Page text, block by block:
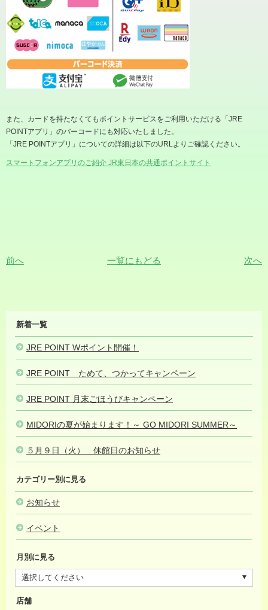
また、カードを持たなくてもポイントサービスをご利用いただける「JRE
POINTアプリ」のバーコードにも対応いたしました。
「JRE POINTアプリ」についての詳細は以下のURLよりご確認ください。
スマートフォンアプリのご紹介 JR東日本の共通ポイントサイト
前へ 一覧にもどる 次へ
MIDORI
NEWS
新着一覧
JRE POINT Wポイント開催！
JRE POINT ためて、つかってキャンペーン
JRE POINT 月末ごほうびキャンペーン
MIDORIの夏が始まります！～ GO MIDORI SUMMER～
５月９日（火） 休館日のお知らせ
カテゴリー別に見る
お知らせ
イベント
月別に見る
店舗